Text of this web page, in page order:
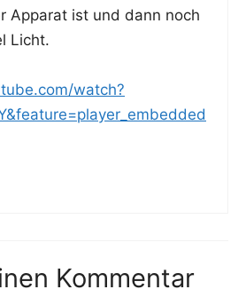
Appa­rat ist und dann noch
Licht.
watch?
Kommentar